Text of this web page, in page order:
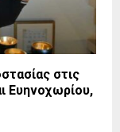
στις
Ευηνοχωρίου,